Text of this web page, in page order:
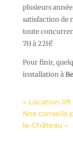
plusieurs
satisfaction de
toute
7H à 22H!
Pour finir,
installation à
← Location lift
Nos conseils
le-Château→